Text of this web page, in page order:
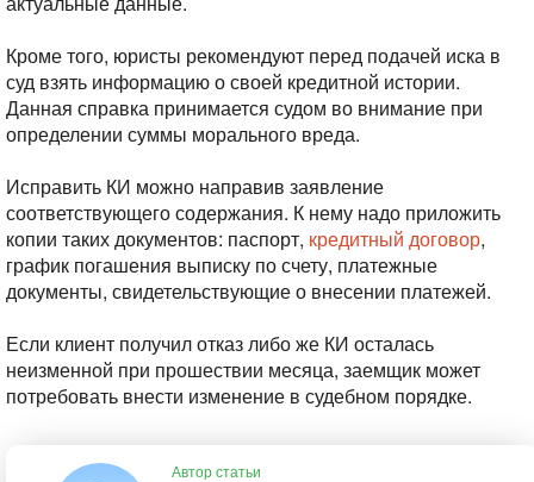
Кроме того, юристы рекомендуют перед подачей иска в
суд взять информацию о своей кредитной истории.
Данная справка принимается судом во внимание при
определении суммы морального вреда.
Исправить КИ можно направив заявление
соответствующего содержания. К нему надо приложить
копии таких документов: паспорт, кредитный договор,
график погашения выписку по счету, платежные
документы, свидетельствующие о внесении платежей.
Если клиент получил отказ либо же КИ осталась
неизменной при прошествии месяца, заемщик может
потребовать внести изменение в судебном порядке.
Автор статьи